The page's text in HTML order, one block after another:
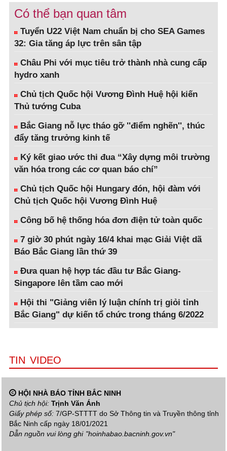
Có thể bạn quan tâm
Tuyển U22 Việt Nam chuẩn bị cho SEA Games
32: Gia tăng áp lực trên sân tập
Châu Phi với mục tiêu trở thành nhà cung cấp
hydro xanh
Chủ tịch Quốc hội Vương Đình Huệ hội kiến
Thủ tướng Cuba
Bắc Giang nỗ lực tháo gỡ ''điểm nghẽn'', thúc
đẩy tăng trưởng kinh tế
Ký kết giao ước thi đua “Xây dựng môi trường
văn hóa trong các cơ quan báo chí”
Chủ tịch Quốc hội Hungary đón, hội đàm với
Chủ tịch Quốc hội Vương Đình Huệ
Công bố hệ thống hóa đơn điện tử toàn quốc
7 giờ 30 phút ngày 16/4 khai mạc Giải Việt dã
Báo Bắc Giang lần thứ 39
Đưa quan hệ hợp tác đầu tư Bắc Giang-
Singapore lên tầm cao mới
Hội thi "Giảng viên lý luận chính trị giỏi tỉnh
Bắc Giang" dự kiến tổ chức trong tháng 6/2022
TIN VIDEO
HỘI NHÀ BÁO TỈNH BẮC NINH
Chủ tịch hội: Trịnh Văn Ánh
Giấy phép số: 7/GP-STTTT do Sở Thông tin và Truyền thông tỉnh
Bắc Ninh cấp ngày 18/01/2021
Dẫn nguồn vui lòng ghi "hoinhabao.bacninh.gov.vn"